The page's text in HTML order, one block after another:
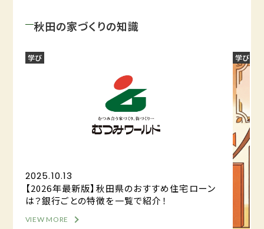
秋田の家づくりの知識
学び
2025.10.13
【2026年最新版】秋田県のおすすめ住宅ローン
は？銀行ごとの特徴を一覧で紹介！
VIEW MORE
学び